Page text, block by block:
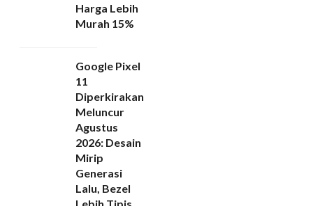
Harga Lebih
Murah 15%
Google Pixel
11
Diperkirakan
Meluncur
Agustus
2026: Desain
Mirip
Generasi
Lalu, Bezel